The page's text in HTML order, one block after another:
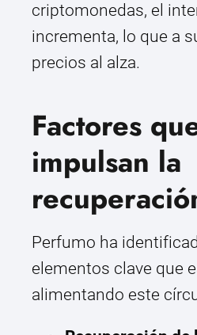
criptomonedas, el
incrementa, lo que a
precios al alza.
Factores
impulsan la
Perfumo ha
elementos clave que
alimentando este